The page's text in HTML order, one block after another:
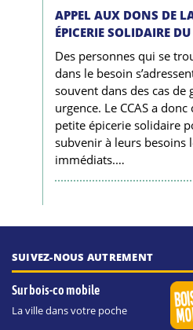
APPEL AUX DONS DE
ÉPICERIE SOLIDAIRE
Des personnes qui se
dans le besoin
souvent dans des cas de
urgence. Le CCAS a donc
petite épicerie solidaire
subvenir à leurs besoins
immédiats.…
SUIVEZ-NOUS AUTREMENT
Sur bois-co mobile
La ville dans votre poche